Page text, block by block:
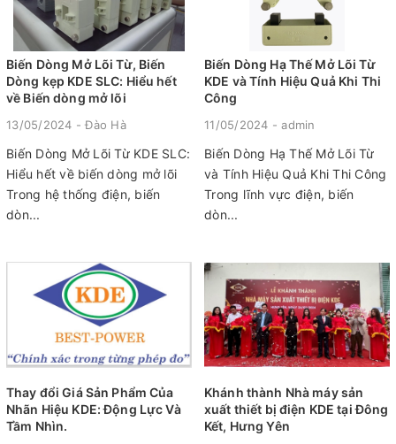
Biến Dòng Mở Lõi Từ, Biến
Dòng kẹp KDE SLC: Hiểu hết
về Biến dòng mở lõi
13/05/2024 - Đào Hà
Biến Dòng Mở Lõi Từ KDE SLC:
Hiểu hết về biến dòng mở lõi
Trong hệ thống điện, biến
dòn...
Biến Dòng Hạ Thế Mở Lõi Từ
KDE và Tính Hiệu Quả Khi Thi
Công
11/05/2024 - admin
Biến Dòng Hạ Thế Mở Lõi Từ
và Tính Hiệu Quả Khi Thi Công
Trong lĩnh vực điện, biến
dòn...
Thay đổi Giá Sản Phẩm Của
Nhãn Hiệu KDE: Động Lực Và
Tầm Nhìn.
Khánh thành Nhà máy sản
xuất thiết bị điện KDE tại Đông
Kết, Hưng Yên